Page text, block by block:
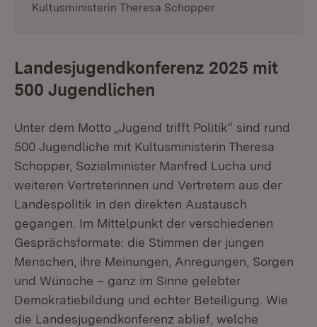
Kultusministerin Theresa Schopper
Landesjugendkonferenz 2025 mit
500 Jugendlichen
Unter dem Motto „Jugend trifft Politik“ sind rund
500 Jugendliche mit Kultusministerin Theresa
Schopper, Sozialminister Manfred Lucha und
weiteren Vertreterinnen und Vertretern aus der
Landespolitik in den direkten Austausch
gegangen. Im Mittelpunkt der verschiedenen
Gesprächsformate: die Stimmen der jungen
Menschen, ihre Meinungen, Anregungen, Sorgen
und Wünsche – ganz im Sinne gelebter
Demokratiebildung und echter Beteiligung. Wie
die Landesjugendkonferenz ablief, welche